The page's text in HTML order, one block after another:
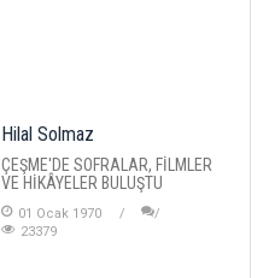
Hilal Solmaz
ÇEŞME'DE SOFRALAR, FİLMLER
VE HİKÂYELER BULUŞTU
01 Ocak 1970
23379